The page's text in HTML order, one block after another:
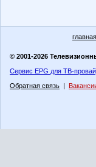
© 2001-2026
Сервис EPG для ТВ-
Обратная связь |